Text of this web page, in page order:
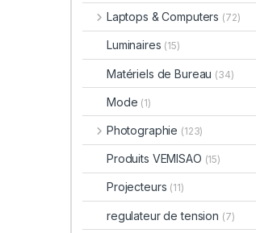
Laptops & Computers (72)
Luminaires (15)
Matériels de Bureau (34)
Mode (1)
Photographie (123)
Produits VEMISAO (15)
Projecteurs (11)
regulateur de tension (7)